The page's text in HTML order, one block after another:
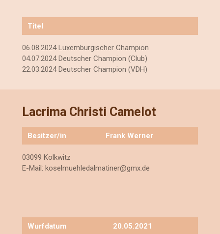
Titel
06.08.2024 Luxemburgischer Champion
04.07.2024 Deutscher Champion (Club)
22.03.2024 Deutscher Champion (VDH)
Lacrima Christi Camelot
Besitzer/in Frank Werner
03099 Kolkwitz
E-Mail: koselmuehledalmatiner@gmx.de
Wurfdatum 20.05.2021